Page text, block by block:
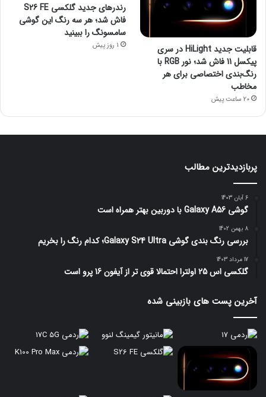
قابلیت جدید HiLight در سری
پیکسل 11 فاش شد؛ نور RGB با
رنگ‌بندی اختصاصی برای هر
مخاطب
20 ساعت پیش
رندرهای جدید گلکسی S26 FE
فاش شد؛ هر سه رنگ این گوشی
سامسونگ را ببینید
1 روز پیش
پربازدیدترین مطالب
6 آبان 1403
گوشی Galaxy A56 با دوربین بهتر همراه است
8 بهمن 1402
بررسی رنگ بندی گوشی Galaxy S24 Ultra؛ کدام رنگ را بخریم
17 مرداد 1403
گلکسی اس 25 اولترا احتمالا قوی تر از آیفون 16 پرو است
آخرین پست های بازبینی شده